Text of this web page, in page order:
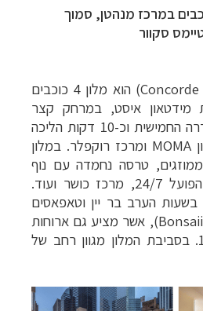
כוכבים במרכז מנהטן, סמוך
סקוור
) הוא מלון 4 כוכבים
מידטאון איסט, במרחק קצר
מתחנת סאבוויי ומהשדרה החמישית וכ-10 דקות הליכה
MOMA ומרכז רוקפלר. במלון
טרסה נחמדה עם נוף
אורבני, דלפק קבלה הפועל 24/7, מרכז כושר ועוד.
הערב בר יין וטאפאסים
), אשר מציע גם ארוחות
בוקר עד השעה 13:00. בסביבת המלון מגוון רחב של